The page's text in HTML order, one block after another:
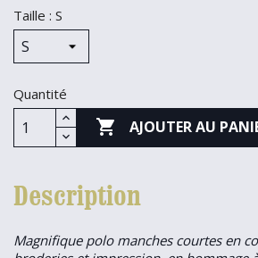
Taille : S
Quantité
 AJOUTER AU
Description
Magnifique polo manches courtes en